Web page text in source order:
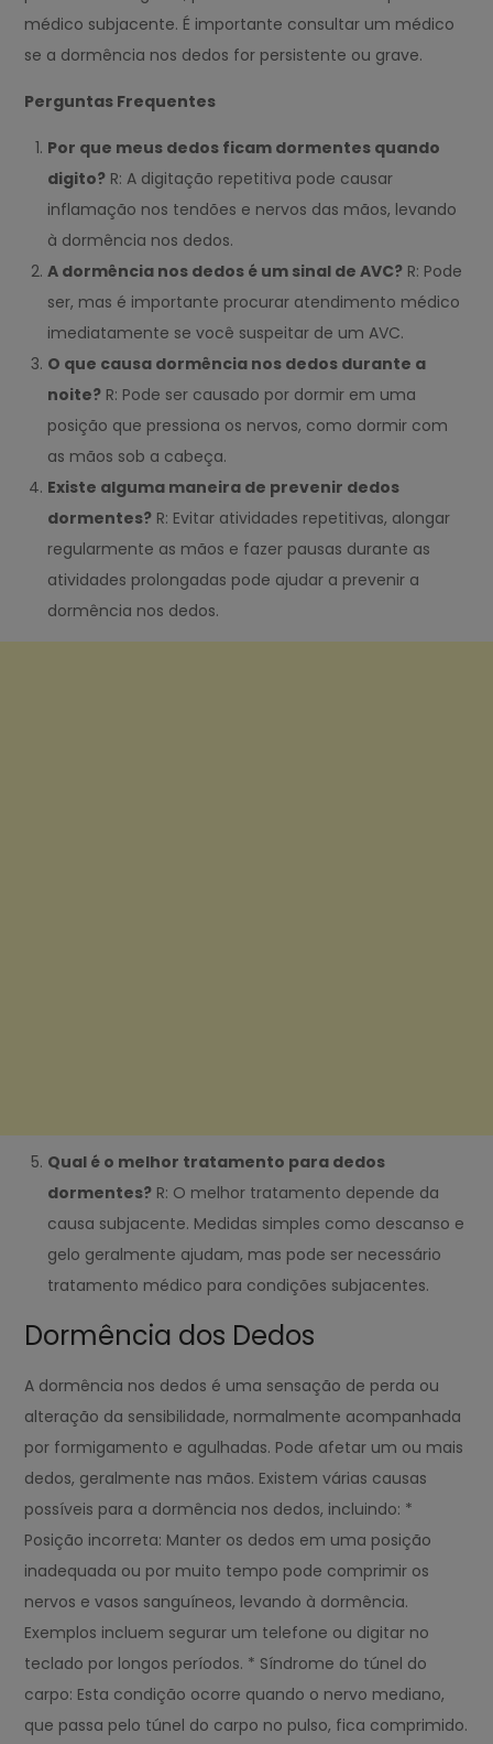
médico subjacente. É importante consultar um médico
se a dormência nos dedos for persistente ou grave.
Perguntas Frequentes
Por que meus dedos ficam dormentes quando
digito? R: A digitação repetitiva pode causar
inflamação nos tendões e nervos das mãos, levando
à dormência nos dedos.
A dormência nos dedos é um sinal de AVC? R: Pode
ser, mas é importante procurar atendimento médico
imediatamente se você suspeitar de um AVC.
O que causa dormência nos dedos durante a
noite? R: Pode ser causado por dormir em uma
posição que pressiona os nervos, como dormir com
as mãos sob a cabeça.
Existe alguma maneira de prevenir dedos
dormentes? R: Evitar atividades repetitivas, alongar
regularmente as mãos e fazer pausas durante as
atividades prolongadas pode ajudar a prevenir a
dormência nos dedos.
Qual é o melhor tratamento para dedos
dormentes? R: O melhor tratamento depende da
causa subjacente. Medidas simples como descanso e
gelo geralmente ajudam, mas pode ser necessário
tratamento médico para condições subjacentes.
Dormência dos Dedos
A dormência nos dedos é uma sensação de perda ou
alteração da sensibilidade, normalmente acompanhada
por formigamento e agulhadas. Pode afetar um ou mais
dedos, geralmente nas mãos. Existem várias causas
possíveis para a dormência nos dedos, incluindo: *
Posição incorreta: Manter os dedos em uma posição
inadequada ou por muito tempo pode comprimir os
nervos e vasos sanguíneos, levando à dormência.
Exemplos incluem segurar um telefone ou digitar no
teclado por longos períodos. * Síndrome do túnel do
carpo: Esta condição ocorre quando o nervo mediano,
que passa pelo túnel do carpo no pulso, fica comprimido.